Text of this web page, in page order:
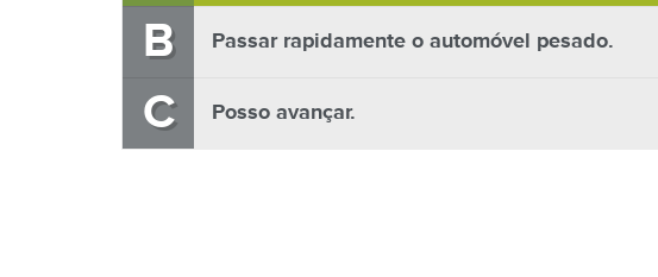
B Passar rapidamente o automóvel pesado.
C Posso avançar.